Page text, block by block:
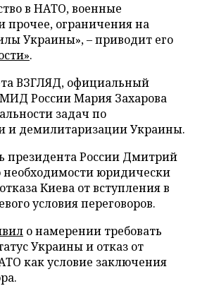
в НАТО, военные
прочее, ограничения на
Украины», – приводит его
.
ВЗГЛЯД, официальный
России Мария Захарова
задач по
и демилитаризации Украины.
президента России Дмитрий
необходимости юридически
Киева от вступления в
условия переговоров.
о намерении требовать
Украины и отказ от
как условие заключения